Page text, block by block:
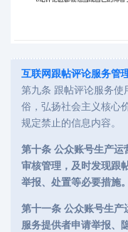
互联网跟帖评论服务管
第九条 跟帖评论服务使
俗，弘扬社会主义核心
规定禁止的信息内容。
第十条 公众账号生产
审核管理，及时发现跟
举报、处置等必要措施。
第十一条 公众账号生
服务提供者申请举报、